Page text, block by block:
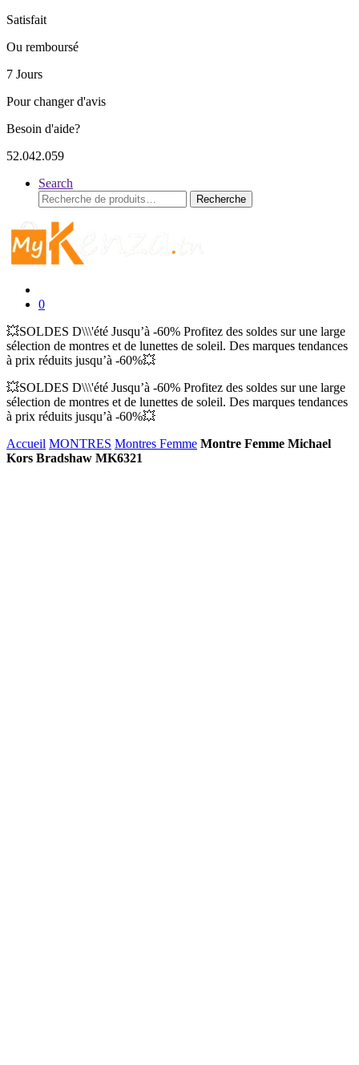
Satisfait
Ou remboursé
7 Jours
Pour changer d'avis
Besoin d'aide?
52.042.059
Search
Recherche
pour :
Recherche
0
💥SOLDES D\\\'été Jusqu’à -60% Profitez des soldes sur une large
sélection de montres et de lunettes de soleil. Des marques tendances
à prix réduits jusqu’à -60%💥
💥SOLDES D\\\'été Jusqu’à -60% Profitez des soldes sur une large
sélection de montres et de lunettes de soleil. Des marques tendances
à prix réduits jusqu’à -60%💥
Accueil MONTRES Montres Femme Montre Femme Michael
Kors Bradshaw MK6321